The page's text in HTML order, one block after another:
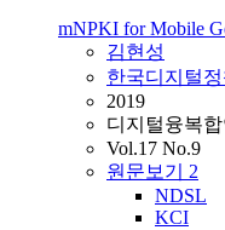
mNPKI for Mobile
김현성
한국디지털정
2019
디지털융복
Vol.17 No.9
원문보기 2
NDSL
KCI